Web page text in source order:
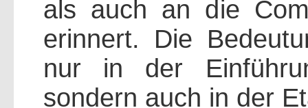
als auch an die
erinnert. Die
nur in der
sondern auch in der